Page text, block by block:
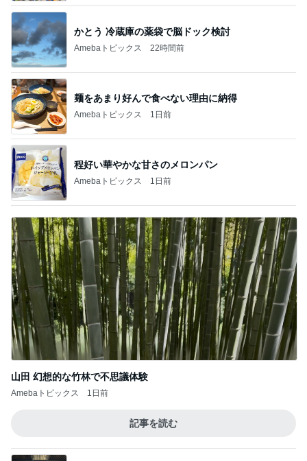
かとう 冷蔵庫の薬袋で脳ドック検討
Amebaトピックス 22時間前
麺をあまり好んで食べない理由に納得
Amebaトピックス 1日前
程好い華やかな甘さのメロンパン
Amebaトピックス 1日前
山田 幻想的な竹林で不思議体験
Amebaトピックス 1日前
記事を読む